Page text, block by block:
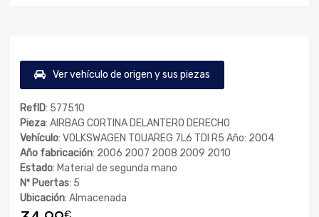
Ver vehículo de origen y sus piezas
RefID: 577510
Pieza: AIRBAG CORTINA DELANTERO DERECHO
Vehículo: VOLKSWAGEN TOUAREG 7L6 TDI R5 Año: 2004
Año fabricación: 2006 2007 2008 2009 2010
Estado: Material de segunda mano
Nº Puertas: 5
Ubicación: Almacenada